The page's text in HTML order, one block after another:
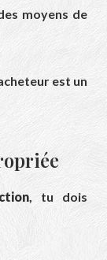
moyens de
est un
, tu dois